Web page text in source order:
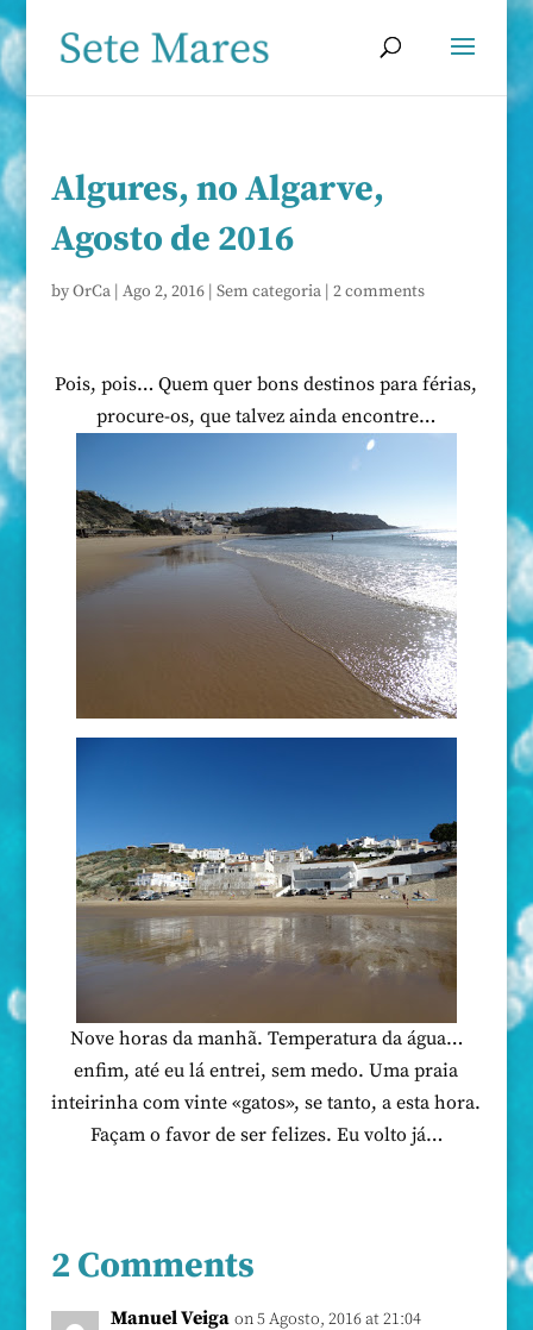
Algures, no Algarve,
Agosto de 2016
byOrCa| Ago 2, 2016| Sem categoria| 2 comments
Pois, pois… Quem quer bons destinos para férias,
procure-os, que talvez ainda encontre…
Nove horas da manhã. Temperatura da água…
enfim, até eu lá entrei, sem medo. Uma praia
inteirinha com vinte «gatos», se tanto, a esta hora.
Façam o favor de ser felizes. Eu volto já…
2 Comments
Manuel Veiga on 5 Agosto, 2016 at 21:04